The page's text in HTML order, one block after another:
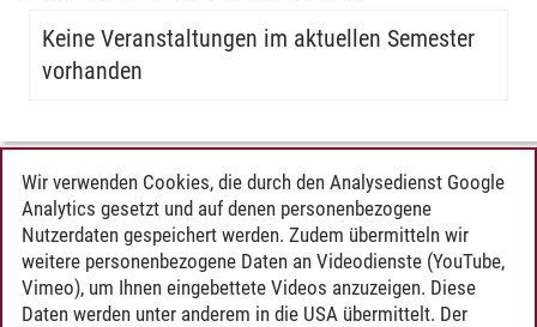
Keine Veranstaltungen im aktuellen Semester
vorhanden
Timo Leder/30.06.2024
Wir verwenden Cookies, die durch den Analysedienst Google
Analytics gesetzt und auf denen personenbezogene
Nutzerdaten gespeichert werden. Zudem übermitteln wir
weitere personenbezogene Daten an Videodienste (YouTube,
Vimeo), um Ihnen eingebettete Videos anzuzeigen. Diese
Daten werden unter anderem in die USA übermittelt. Der